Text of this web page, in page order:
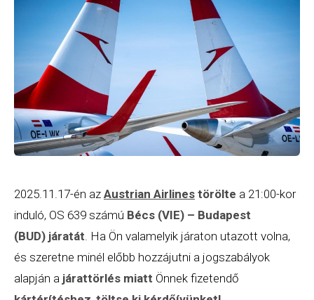
2025.11.17-én az Austrian Airlines törölte a 21:00-kor
induló, OS 639 számú Bécs (VIE) – Budapest
(BUD) járatát . Ha Ön valamelyik járaton utazott volna,
és szeretne minél előbb hozzájutni a jogszabályok
alapján a járattörlés miatt Önnek fizetendő